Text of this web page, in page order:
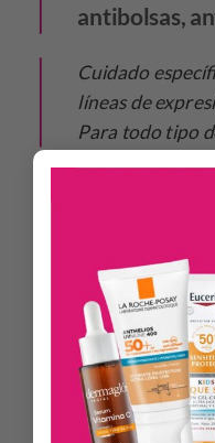
antibolsas,
Cuidado
líneas de
Para todo tipo
Ayuda a reducir
metil-chalcona.
Actúa contra los
20, a la coenzima
Textura Gel Cream